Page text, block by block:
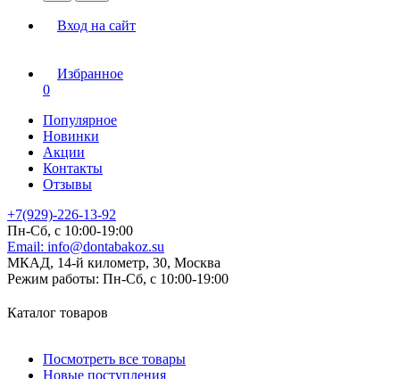
Вход на сайт
Избранное
0
Популярное
Новинки
Акции
Контакты
Отзывы
+7(929)-226-13-92
Пн-Сб, с 10:00-19:00
Email: info@dontabakoz.su
МКАД, 14-й километр, 30, Москва
Режим работы: Пн-Сб, с 10:00-19:00
Каталог товаров
Посмотреть все товары
Новые поступления